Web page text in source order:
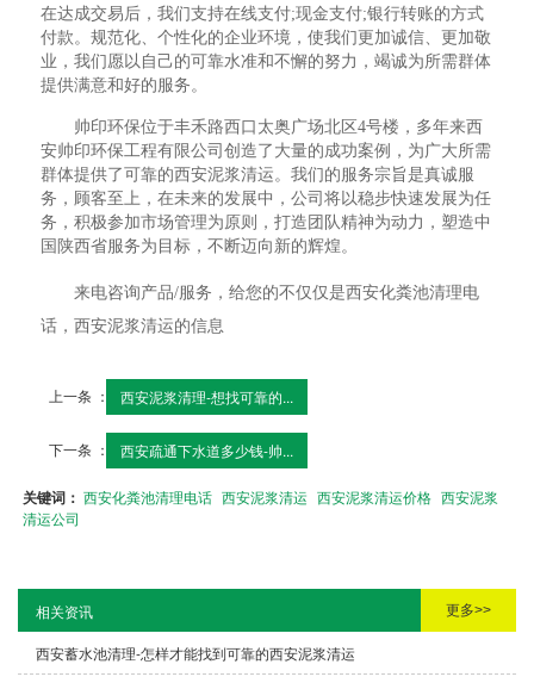
在达成交易后，我们支持在线支付;现金支付;银行转账的方式
付款。规范化、个性化的企业环境，使我们更加诚信、更加敬
业，我们愿以自己的可靠水准和不懈的努力，竭诚为所需群体
提供满意和好的服务。
帅印环保位于丰禾路西口太奥广场北区4号楼，多年来西
安帅印环保工程有限公司创造了大量的成功案例，为广大所需
群体提供了可靠的西安泥浆清运。我们的服务宗旨是真诚服
务，顾客至上，在未来的发展中，公司将以稳步快速发展为任
务，积极参加市场管理为原则，打造团队精神为动力，塑造中
国陕西省服务为目标，不断迈向新的辉煌。
来电咨询产品/服务，给您的不仅仅是西安化粪池清理电
话，西安泥浆清运的信息
上一条 ： 西安泥浆清理-想找可靠的...
下一条 ： 西安疏通下水道多少钱-帅...
关键词：西安化粪池清理电话 西安泥浆清运 西安泥浆清运价格 西安泥浆
清运公司
相关资讯 更多>>
西安蓄水池清理-怎样才能找到可靠的西安泥浆清运